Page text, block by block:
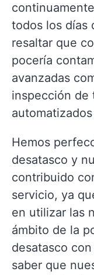
todos los días
resaltar que
pocería
avanzadas
inspección de
Hemos
desatasco y
contribuido
servicio, ya
en utilizar las
ámbito de la
desatasco
saber que